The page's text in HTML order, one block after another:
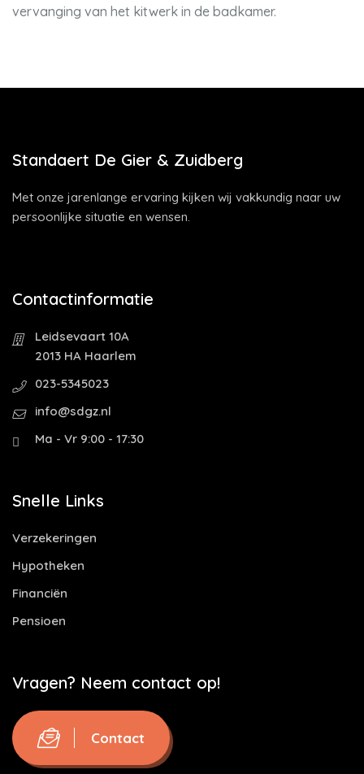
vervanging van het kitwerk in de badkamer.
Standaert De Gier & Zuidberg
Met onze jarenlange ervaring kijken wij vakkundig naar uw
persoonlijke situatie en wensen.
Contactinformatie
Leidsevaart 10A
2013 HA Haarlem
023-5345023
info@sdgz.nl
Ma - Vr 9:00 - 17:30
Snelle Links
Verzekeringen
Hypotheken
Financiën
Pensioen
Vragen? Neem contact op!
Contact